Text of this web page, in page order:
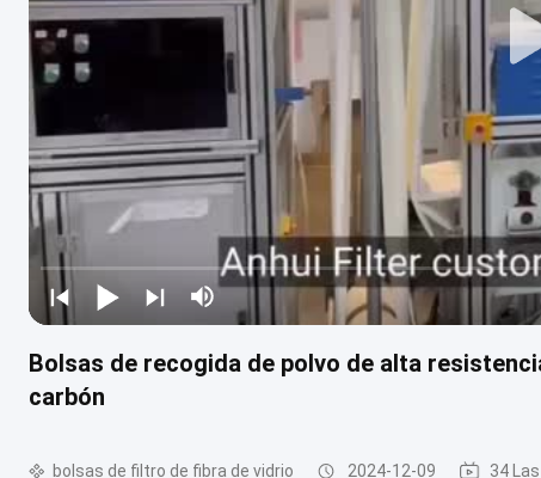
Bolsas de recogida de polvo de alta
carbón
bolsas de filtro de fibra de vidrio 2024-12-09 34